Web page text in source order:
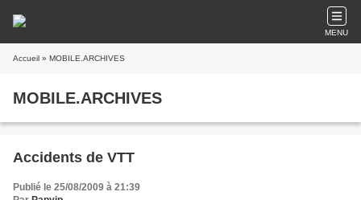
MENU
Accueil » MOBILE.ARCHIVES
MOBILE.ARCHIVES
Accidents de VTT
Publié le 25/08/2009 à 21:39